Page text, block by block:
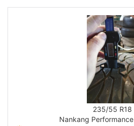
235/55 R18
Nankang